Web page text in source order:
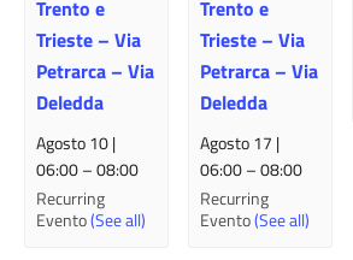
Trento e
Trieste – Via
Petrarca – Via
Deledda
Agosto 10 |
06:00–08:00
Recurring
Evento(See all)
Trento e
Trieste – Via
Petrarca – Via
Deledda
Agosto 17 |
06:00–08:00
Recurring
Evento(See all)